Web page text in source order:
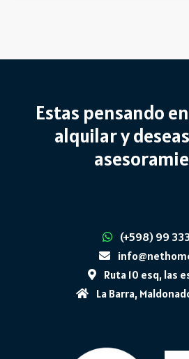
Estas pensando
alquilar y
(+598) 99
Ruta 10 esq, las
La Barra,